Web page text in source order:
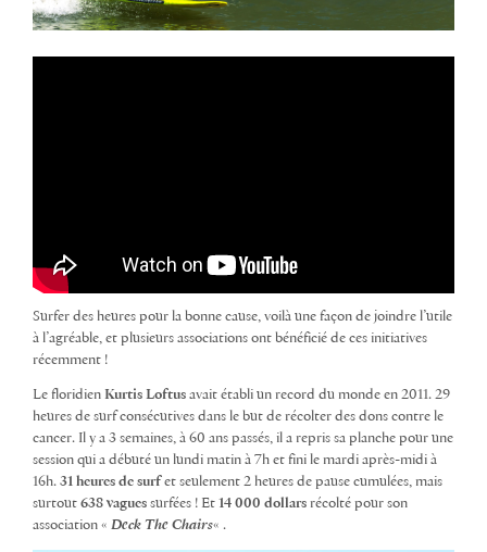
Surfer des heures pour la bonne cause, voilà une façon de joindre l’utile
à l’agréable, et plusieurs associations ont bénéficié de ces initiatives
récemment !
Le floridien Kurtis Loftus avait établi un record du monde en 2011. 29
heures de surf consécutives dans le but de récolter des dons contre le
cancer. Il y a 3 semaines, à 60 ans passés, il a repris sa planche pour une
session qui a débuté un lundi matin à 7h et fini le mardi après-midi à
16h. 31 heures de surf et seulement 2 heures de pause cumulées, mais
surtout 638 vagues surfées ! Et 14 000 dollars récolté pour son
association « Deck The Chairs« .